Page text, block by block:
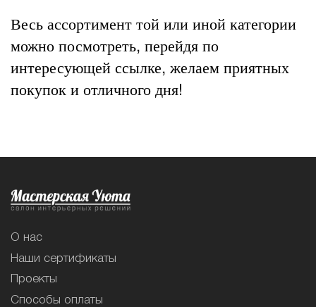
Весь ассортимент той или иной категории
можно посмотреть, перейдя по
интересующей ссылке, желаем приятных
покупок и отличного дня!
О нас
Наши сертификаты
Проекты
Способы оплаты